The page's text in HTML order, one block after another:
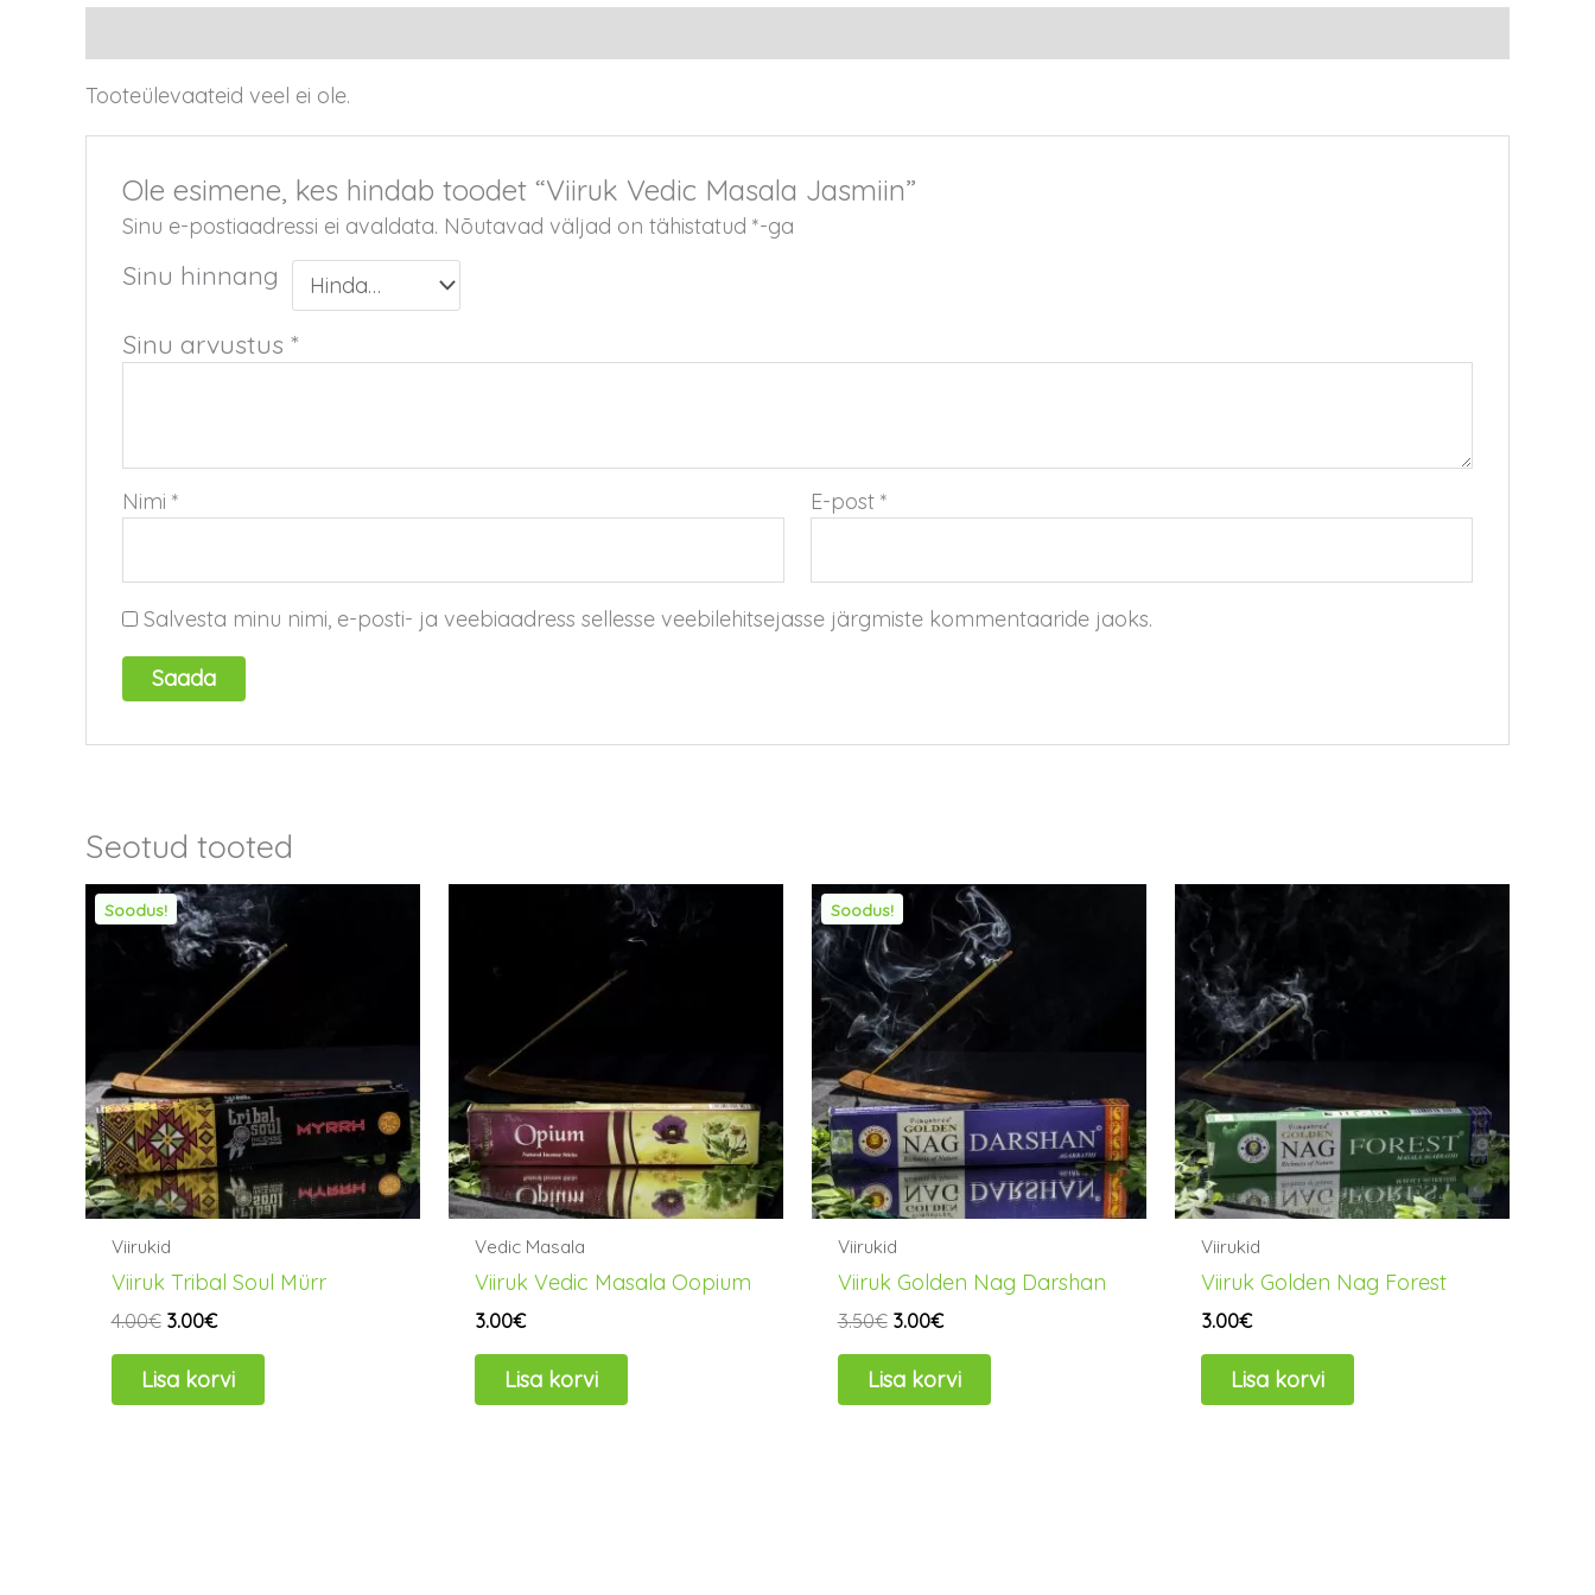
Tooteülevaateid veel ei ole.
Ole esimene, kes hindab toodet “Viiruk Vedic Masala Jasmiin”
Sinu e-postiaadressi ei avaldata. Nõutavad väljad on tähistatud*-ga
Sinu hinnang
Sinu arvustus*
Nimi* E-post*
Salvesta minu nimi, e-posti- ja veebiaadress sellesse veebilehitsejasse järgmiste kommentaaride jaoks.
Seotud tooted
Soodus!
Viirukid
Viiruk Tribal Soul Mürr
4.00€ 3.00€
Lisa korvi
Vedic Masala
Viiruk Vedic Masala Oopium
3.00€
Lisa korvi
Soodus!
Viirukid
Viiruk Golden Nag Darshan
3.50€ 3.00€
Lisa korvi
Viirukid
Viiruk Golden Nag Forest
3.00€
Lisa korvi